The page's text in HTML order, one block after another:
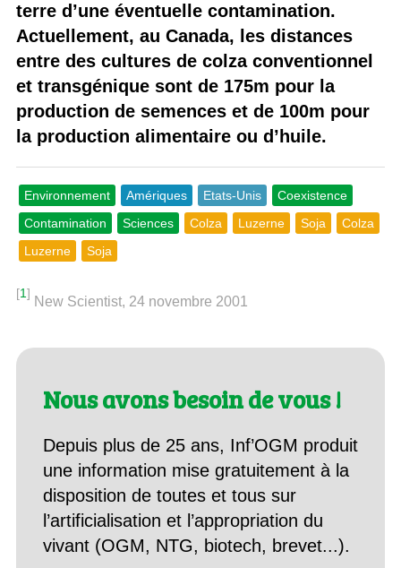
terre d’une éventuelle contamination.
Actuellement, au Canada, les distances
entre des cultures de colza conventionnel
et transgénique sont de 175m pour la
production de semences et de 100m pour
la production alimentaire ou d’huile.
Environnement Amériques Etats-Unis
Coexistence
Contamination
Sciences Colza Luzerne Soja
Colza
Luzerne
Soja
[1]
New Scientist, 24 novembre 2001
Nous avons besoin de vous !
Depuis plus de 25 ans, Inf’OGM produit
une information mise gratuitement à la
disposition de toutes et tous sur
l’artificialisation et l’appropriation du
vivant (OGM, NTG, biotech, brevet...).